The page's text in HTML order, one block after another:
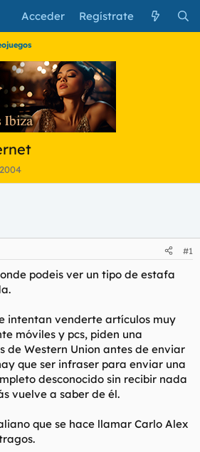
Acceder Regístrate
#1
podeis ver un tipo de estafa
intentan venderte artículos muy
móviles y pcs, piden una
de Western Union antes de enviar
que ser infraser para enviar una
desconocido sin recibir nada
vuelve a saber de él.
que se hace llamar Carlo Alex